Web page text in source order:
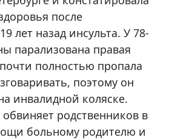
после
лет назад инсульта. У 78-
парализована правая
полностью пропала
поэтому он
инвалидной коляске.
родственников в
больному родителю и